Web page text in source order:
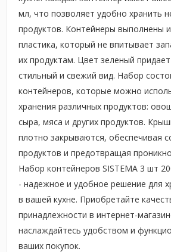
мл, что позволяет удобно хранить
продуктов. Контейнеры выполнены
пластика, который не впитывает
их продуктам. Цвет зеленый
стильный и свежий вид. Набор
контейнеров, которые можно
хранения различных продуктов:
сыра, мяса и других продуктов.
плотно закрываются, обеспечивая
продуктов и предотвращая
Набор контейнеров SISTEMA 3 шт
- надежное и удобное решение для
в вашей кухне. Приобретайте
принадлежности в интернет-
наслаждайтесь удобством и
ваших покупок.